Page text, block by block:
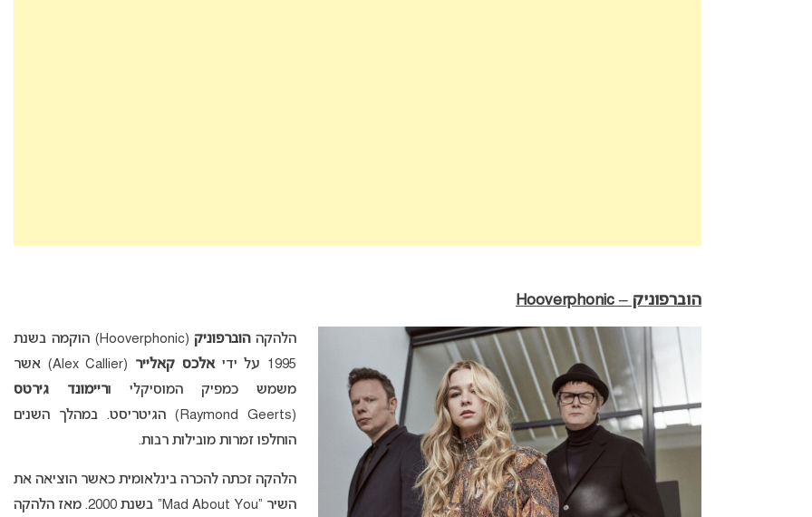
הוברפוניק – Hooverphonic
הלהקההוברפוניק
(Hooverphonic) הוקמה בשנת
1995 על ידי
אלכס קאלייר
(Alex Callier) אשר
משמש כמפיק המוסיקלי וריימונד גירטס
(Raymond Geerts) הגיטריסט. במהלך השנים
הוחלפו זמרות מובילות רבות.
הלהקה זכתה להכרה בינלאומית כאשר הוציאה את
השיר “Mad About You” בשנת 2000. מאז הלהקה